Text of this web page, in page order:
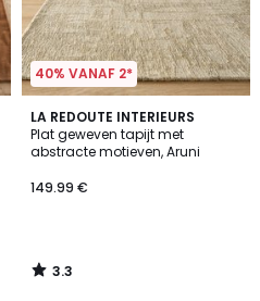
40% VANAF 2*
LA REDOUTE INTERIEURS
Plat geweven tapijt met
abstracte motieven, Aruni
149.99 €
3.3
/ 5
3.3
/